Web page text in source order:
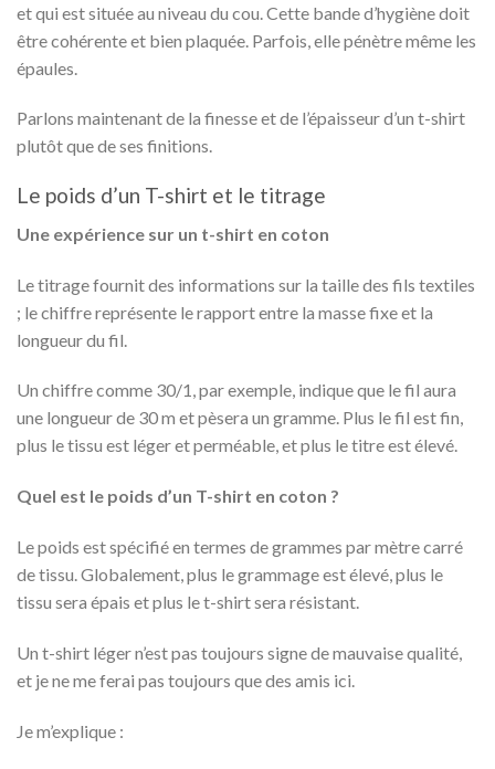
et qui est située au niveau du cou. Cette bande d’hygiène doit
être cohérente et bien plaquée. Parfois, elle pénètre même les
épaules.
Parlons maintenant de la finesse et de l’épaisseur d’un t-shirt
plutôt que de ses finitions.
Le poids d’un T-shirt et le titrage
Une expérience sur un t-shirt en coton
Le titrage fournit des informations sur la taille des fils textiles
; le chiffre représente le rapport entre la masse fixe et la
longueur du fil.
Un chiffre comme 30/1, par exemple, indique que le fil aura
une longueur de 30 m et pèsera un gramme. Plus le fil est fin,
plus le tissu est léger et perméable, et plus le titre est élevé.
Quel est le poids d’un T-shirt en coton ?
Le poids est spécifié en termes de grammes par mètre carré
de tissu.Globalement, plus le grammage est élevé, plus le
tissu sera épais et plus le t-shirt sera résistant.
Un t-shirt léger n’est pas toujours signe de mauvaise qualité,
et je ne me ferai pas toujours que des amis ici.
Je m’explique :